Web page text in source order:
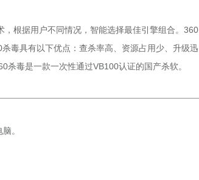
根据用户不同情况，智能选择最佳引擎组合。360
毒具有以下优点：查杀率高、资源占用少、升级迅
毒是一款一次性通过VB100认证的国产杀软。
。